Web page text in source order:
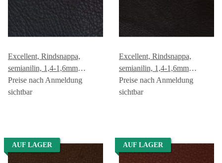
Excellent, Rindsnappa,
semianilin, 1,4-1,6mm
anthrazit GREEN GEISER
Preise nach Anmeldung
sichtbar
Excellent, Rindsnappa,
semianilin, 1,4-1,6mm
dunkelbraun GREEN
GEISER
Preise nach Anmeldung
sichtbar
AUF LAGER AUF LAGER